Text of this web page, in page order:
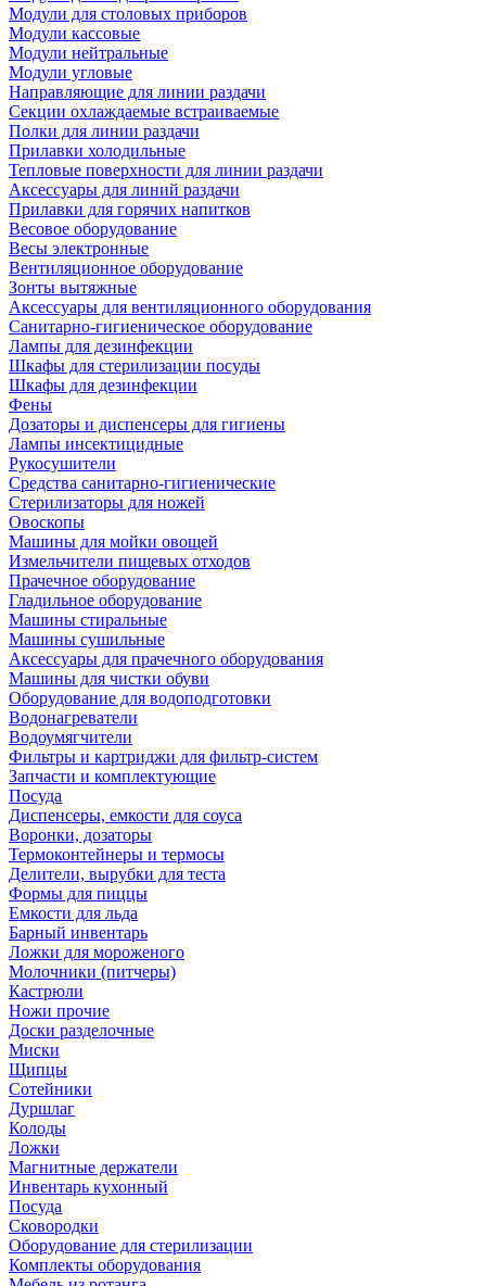
Модули для столовых приборов
Модули кассовые
Модули нейтральные
Модули угловые
Направляющие для линии раздачи
Секции охлаждаемые встраиваемые
Полки для линии раздачи
Прилавки холодильные
Тепловые поверхности для линии раздачи
Аксессуары для линий раздачи
Прилавки для горячих напитков
Весовое оборудование
Весы электронные
Вентиляционное оборудование
Зонты вытяжные
Аксессуары для вентиляционного оборудования
Санитарно-гигиеническое оборудование
Лампы для дезинфекции
Шкафы для стерилизации посуды
Шкафы для дезинфекции
Фены
Дозаторы и диспенсеры для гигиены
Лампы инсектицидные
Рукосушители
Средства санитарно-гигиенические
Стерилизаторы для ножей
Овоскопы
Машины для мойки овощей
Измельчители пищевых отходов
Прачечное оборудование
Гладильное оборудование
Машины стиральные
Машины сушильные
Аксессуары для прачечного оборудования
Машины для чистки обуви
Оборудование для водоподготовки
Водонагреватели
Водоумягчители
Фильтры и картриджи для фильтр-систем
Запчасти и комплектующие
Посуда
Диспенсеры, емкости для соуса
Воронки, дозаторы
Термоконтейнеры и термосы
Делители, вырубки для теста
Формы для пиццы
Емкости для льда
Барный инвентарь
Ложки для мороженого
Молочники (питчеры)
Кастрюли
Ножи прочие
Доски разделочные
Миски
Щипцы
Сотейники
Дуршлаг
Колоды
Ложки
Магнитные держатели
Инвентарь кухонный
Посуда
Сковородки
Оборудование для стерилизации
Комплекты оборудования